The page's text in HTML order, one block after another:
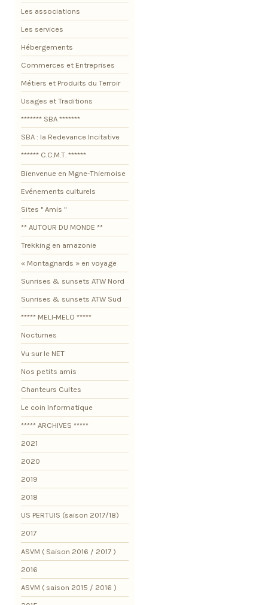
Les associations
Les services
Hébergements
Commerces et Entreprises
Métiers et Produits du Terroir
Usages et Traditions
******* SBA *******
SBA : la Redevance Incitative
****** C.C.M.T. ******
Bienvenue en Mgne-Thiernoise
Evénements culturels
Sites " Amis "
** AUTOUR DU MONDE **
Trekking en amazonie
« Montagnards » en voyage
Sunrises & sunsets ATW Nord
Sunrises & sunsets ATW Sud
***** MELI-MELO *****
Nocturnes
Vu sur le NET
Nos petits amis
Chanteurs Cultes
Le coin Informatique
***** ARCHIVES *****
2021
2020
2019
2018
US PERTUIS (saison 2017/18)
2017
ASVM ( Saison 2016 / 2017 )
2016
ASVM ( saison 2015 / 2016 )